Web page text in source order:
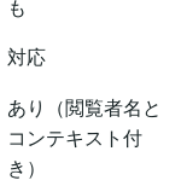
も
対応
あり（閲覧者名と
コンテキスト付
き）